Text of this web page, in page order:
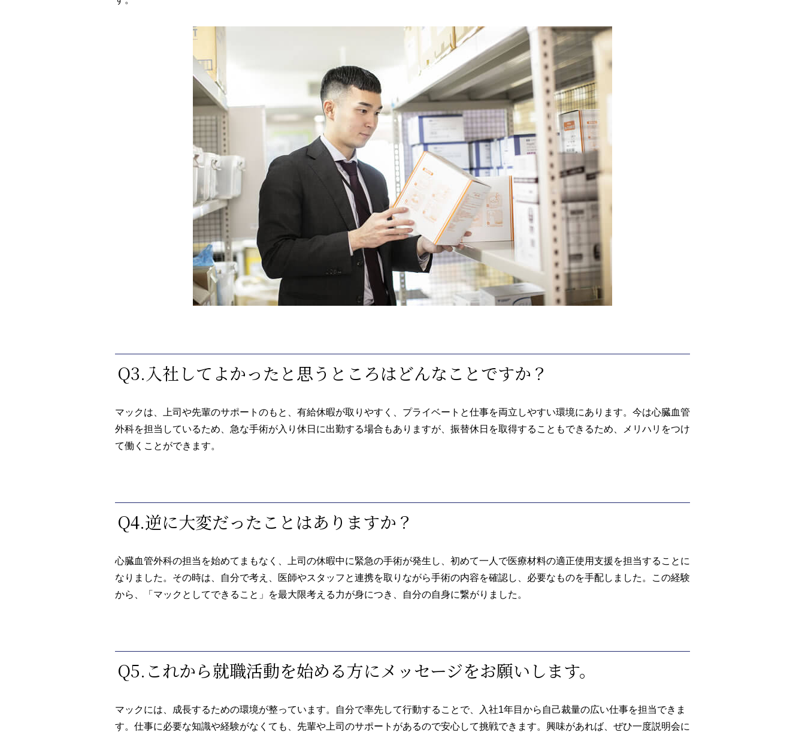
Q3.入社してよかったと思うところはどんなことですか？
マックは、上司や先輩のサポートのもと、有給休暇が取りやすく、プライベートと仕事を両立しやすい環境にあります。今は心臓血管
外科を担当しているため、急な手術が入り休日に出勤する場合もありますが、振替休日を取得することもできるため、メリハリをつけ
て働くことができます。
Q4.逆に大変だったことはありますか？
心臓血管外科の担当を始めてまもなく、上司の休暇中に緊急の手術が発生し、初めて一人で医療材料の適正使用支援を担当することに
なりました。その時は、自分で考え、医師やスタッフと連携を取りながら手術の内容を確認し、必要なものを手配しました。この経験
から、「マックとしてできること」を最大限考える力が身につき、自分の自身に繋がりました。
Q5.これから就職活動を始める方にメッセージをお願いします。
マックには、成長するための環境が整っています。自分で率先して行動することで、入社1年目から自己裁量の広い仕事を担当できま
す。仕事に必要な知識や経験がなくても、先輩や上司のサポートがあるので安心して挑戦できます。興味があれば、ぜひ一度説明会に